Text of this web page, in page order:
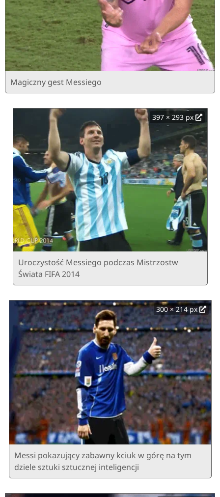
Magiczny gest Messiego
397 × 293 px
Uroczystość Messiego podczas Mistrzostw
Świata FIFA 2014
300 × 214 px
Messi pokazujący zabawny kciuk w górę na tym
dziele sztuki sztucznej inteligencji